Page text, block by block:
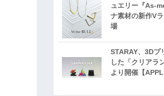
ュエリー『As-
ナ素材の新作V
場
STARAY、3Dプ
した「クリアラ
より開催【